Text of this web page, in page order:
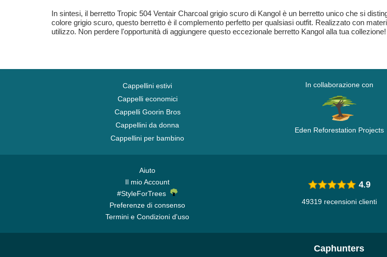
In sintesi, il berretto Tropic 504 Ventair Charcoal grigio scuro di Kangol è un berretto unico che si
colore grigio scuro, questo berretto è il complemento perfetto per qualsiasi outfit. Realizzato con
utilizzo. Non perdere l'opportunità di aggiungere questo eccezionale berretto Kangol alla tua collezione!
Cappellini estivi
Cappelli economici
Cappelli Goorin Bros
Cappellini da donna
Cappellini per bambino
In collaborazione con
Eden Reforestation Projects
Aiuto
Il mio Account
#StyleForTrees
Preferenze di consenso
Termini e Condizioni d'uso
4.9
49319 recensioni clienti
Caphunters